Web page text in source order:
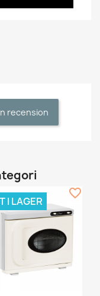
recension
I LAGER
favorite_border